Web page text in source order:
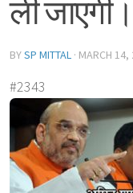
ली
BYSP MITTAL · MARCH 14,
#2343